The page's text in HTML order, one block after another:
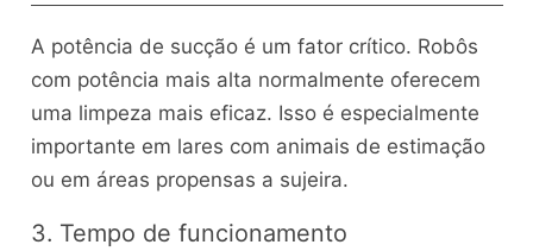
A potência de sucção é um fator crítico. Robôs
com potência mais alta normalmente oferecem
uma limpeza mais eficaz. Isso é especialmente
importante em lares com animais de estimação
ou em áreas propensas a sujeira.
3. Tempo de funcionamento